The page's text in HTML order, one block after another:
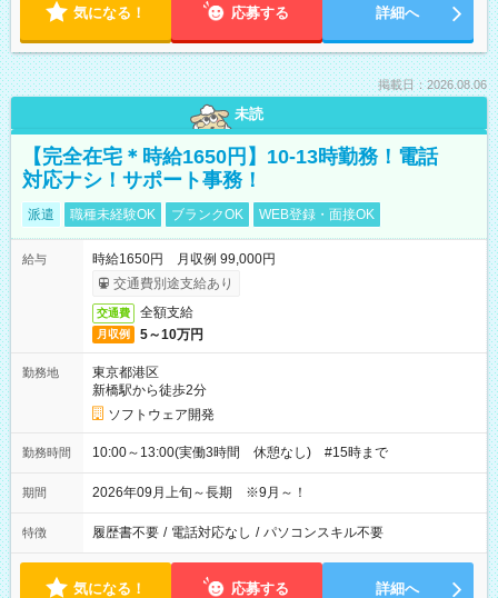
気になる！ 応募する 詳細へ
掲載日：2026.08.06
未読
【完全在宅＊時給1650円】10-13時勤務！電話
対応ナシ！サポート事務！
派遣 職種未経験OK ブランクOK WEB登録・面接OK
給与
時給1650円 月収例 99,000円
交通費別途支給あり
交通費 全額支給
月収例 5～10万円
勤務地
東京都港区
新橋駅から徒歩2分
ソフトウェア開発
勤務時間 10:00～13:00(実働3時間 休憩なし) #15時まで
期間 2026年09月上旬～長期 ※9月～！
特徴 履歴書不要 / 電話対応なし / パソコンスキル不要
気になる！ 応募する 詳細へ